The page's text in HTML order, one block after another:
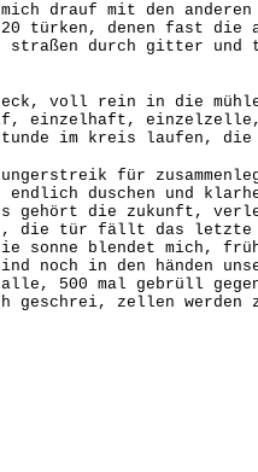
drauf mit den
türken, denen fast die
straßen durch gitter
voll rein in die
einzelhaft,
im kreis laufen, die
für
duschen und
gehört die zukunft,
die tür fällt das letzte
sonne blendet mich,
noch in den händen
500 mal gebrüll gegen
geschrei, zellen werden